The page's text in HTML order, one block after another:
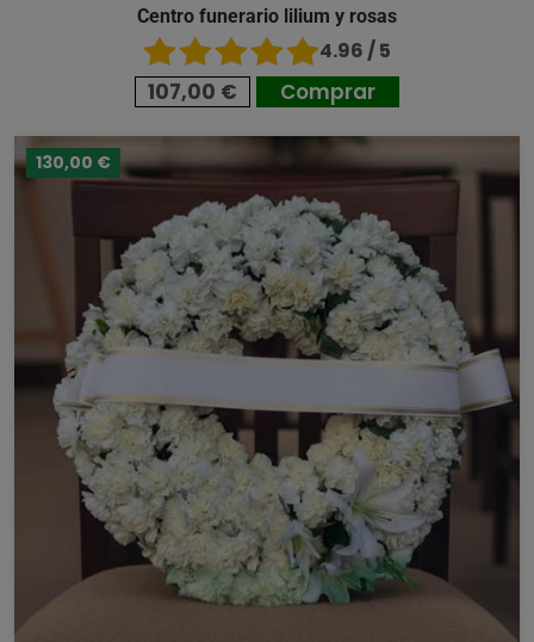
Centro funerario lilium y rosas
4.96 / 5
107,00 € Comprar
130,00 €